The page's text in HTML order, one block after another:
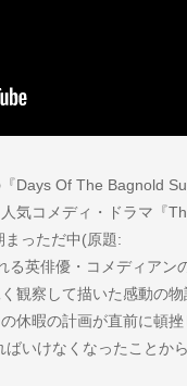
Days Of The Bagnold
気コメディ・ドラマ『
っただ中(原題:
英俳優・コメディアン
観察して描いた感動の
休暇の計画が直前に頓
いけなくなったことか